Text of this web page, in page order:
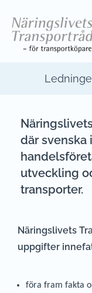
där svenska
utveckling
transporter.
Näringslivets
uppgifter
föra fram fakta